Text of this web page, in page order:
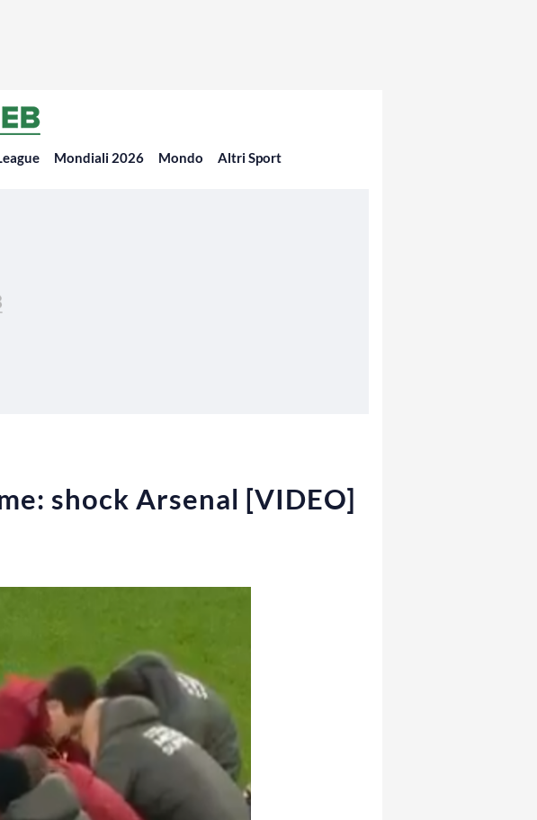
Mondiali 2026 Mondo Altri Sport
shock Arsenal [VIDEO]